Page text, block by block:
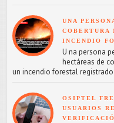
UNA
COBERTURA
INCENDIO
U na persona
hectáreas de
un incendio forestal
OSIPTEL
USUARIOS